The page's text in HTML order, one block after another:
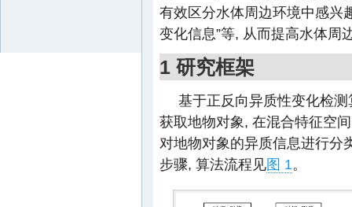
有效区分水体周边环境中感兴
变化信息”等, 从而提高水体周
1 研究框架
基于正反向异质性变化检
获取地物对象, 在混合特征空
对地物对象的异质信息进行分
步骤, 算法流程见图 1。